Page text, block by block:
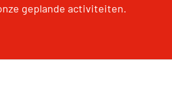
geplande activiteiten.